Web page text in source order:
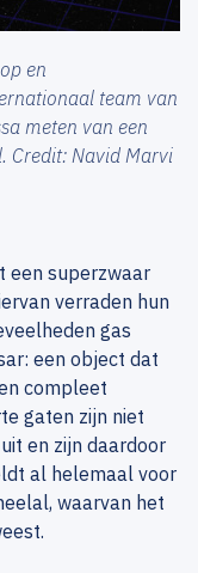
en
team van
meten van een
Credit: Navid Marvi
een superzwaar
verraden hun
gas
een object dat
compleet
gaten zijn niet
en zijn daardoor
al helemaal voor
waarvan het